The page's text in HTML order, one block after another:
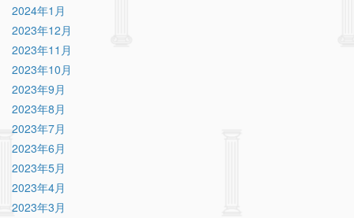
2024年1月
2023年12月
2023年11月
2023年10月
2023年9月
2023年8月
2023年7月
2023年6月
2023年5月
2023年4月
2023年3月